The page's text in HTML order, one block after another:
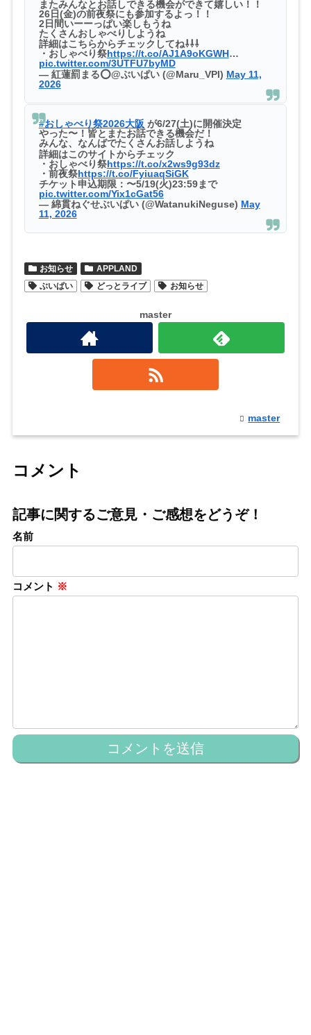
またみんなとお話しできる機会ができて嬉しい！！
26日(金)の前夜祭にも参加するよっ！！
2日間いーーっぱい楽しもうね
たくさんおしゃべりしようね️
詳細はこちらからチェックしてね⇩⇩⇩
・おしゃべり祭https://t.co/AJ1A9oKGWH…
pic.twitter.com/3UTFU7byMD
— 紅蓮罰まる⭕@ぶいぱい (@Maru_VPI) May 11,
2026
#おしゃべり祭2026大阪 が6/27(土)に開催決定
やった〜！皆とまたお話できる機会だ！
みんな、なんばでたくさんお話しようね
詳細はこのサイトからチェック
・おしゃべり祭https://t.co/x2ws9g93dz
・前夜祭https://t.co/FyiuaqSiGK
チケット申込期限：〜5/19(火)23:59まで
pic.twitter.com/Yix1cGat56
— 綿貫ねぐせぶいぱい (@WatanukiNeguse) May
11, 2026
お知らせ
APPLAND
ぶいぱい
どっとライブ お知らせ
master
master
コメント
記事に関するご意見・ご感想をどうぞ！
名前
コメント ※